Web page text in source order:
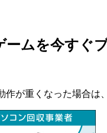
ームを今すぐ
作が重くなった場合は